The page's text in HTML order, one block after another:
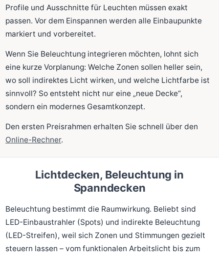
Profile und Ausschnitte für Leuchten müssen exakt
passen. Vor dem Einspannen werden alle Einbaupunkte
markiert und vorbereitet.
Wenn Sie Beleuchtung integrieren möchten, lohnt sich
eine kurze Vorplanung: Welche Zonen sollen heller sein,
wo soll indirektes Licht wirken, und welche Lichtfarbe ist
sinnvoll? So entsteht nicht nur eine „neue Decke“,
sondern ein modernes Gesamtkonzept.
Den ersten Preisrahmen erhalten Sie schnell über den
Online-Rechner.
Lichtdecken, Beleuchtung in
Spanndecken
Beleuchtung bestimmt die Raumwirkung. Beliebt sind
LED-Einbaustrahler (Spots) und indirekte Beleuchtung
(LED-Streifen), weil sich Zonen und Stimmungen gezielt
steuern lassen – vom funktionalen Arbeitslicht bis zum